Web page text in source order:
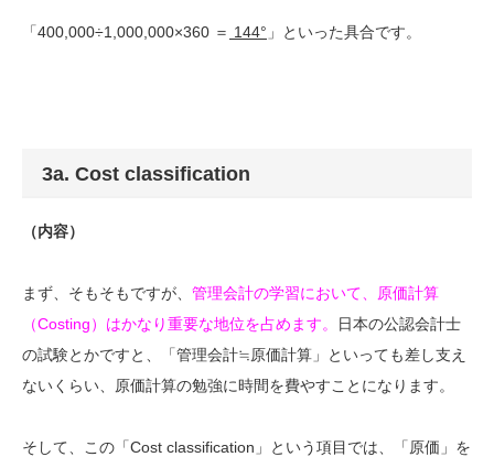
「400,000÷1,000,000×360 ＝ 144° 」といった具合です。
3a. Cost classification
（内容）
まず、そもそもですが、 管理会計の学習において、原価計算
（Costing）はかなり重要な地位を占めます。
日本の公認会計士
の試験とかですと、「管理会計≒原価計算」といっても差し支え
ないくらい、原価計算の勉強に時間を費やすことになります。
そして、この「Cost classification」という項目では、「原価」を